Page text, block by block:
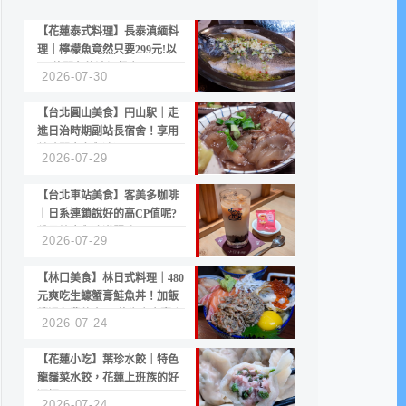
【花蓮泰式料理】長泰滇緬料
理｜檸檬魚竟然只要299元!以
2026-07-30
【台北圓山美食】円山駅｜走
進日治時期副站長宿舍！享用
2026-07-29
【台北車站美食】客美多咖啡
｜日系連鎖說好的高CP值呢?
2026-07-29
【林口美食】林日式料理｜480
元爽吃生蠔蟹膏鮭魚丼！加飯
2026-07-24
【花蓮小吃】葉珍水餃｜特色
龍鬚菜水餃，花蓮上班族的好